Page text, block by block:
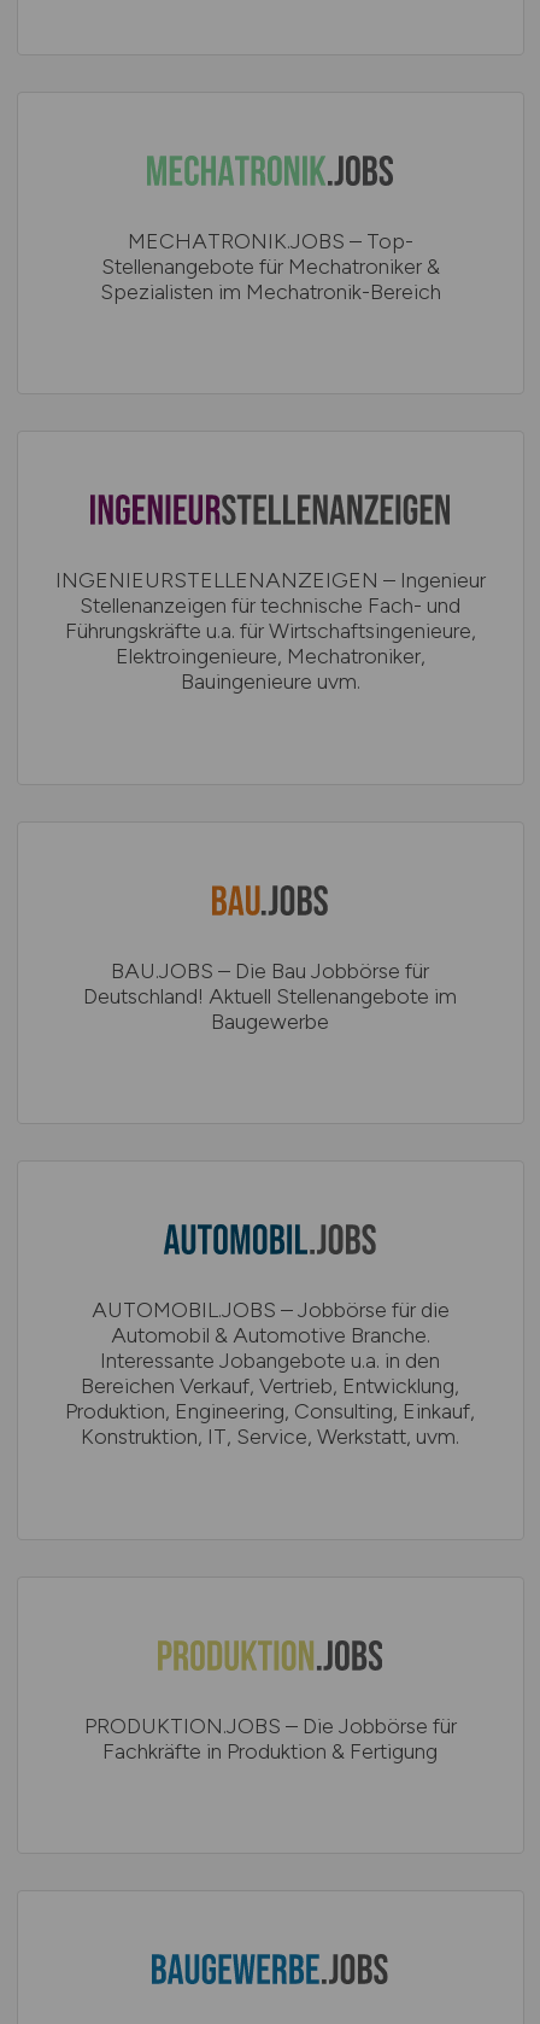
MECHATRONIK.JOBS – Top-
Stellenangebote für Mechatroniker &
Spezialisten im Mechatronik-Bereich
INGENIEURSTELLENANZEIGEN – Ingenieur
Stellenanzeigen für technische Fach- und
Führungskräfte u.a. für Wirtschaftsingenieure,
Elektroingenieure, Mechatroniker,
Bauingenieure uvm.
BAU.JOBS – Die Bau Jobbörse für
Deutschland! Aktuell Stellenangebote im
Baugewerbe
AUTOMOBIL.JOBS – Jobbörse für die
Automobil & Automotive Branche.
Interessante Jobangebote u.a. in den
Bereichen Verkauf, Vertrieb, Entwicklung,
Produktion, Engineering, Consulting, Einkauf,
Konstruktion, IT, Service, Werkstatt, uvm.
PRODUKTION.JOBS – Die Jobbörse für
Fachkräfte in Produktion & Fertigung